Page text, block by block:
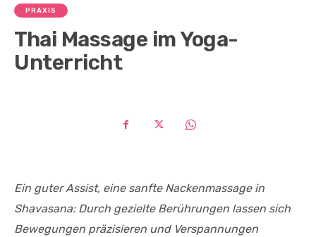
PRAXIS
Thai Massage im Yoga-
Unterricht
Ein guter Assist, eine sanfte Nackenmassage in
Shavasana: Durch gezielte Berührungen lassen sich
Bewegungen präzisieren und Verspannungen